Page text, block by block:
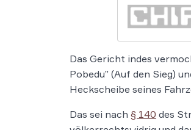
Das Gericht indes
Pobedu” (Auf den Sieg)
Heckscheibe seines
Das sei nach § 140 des